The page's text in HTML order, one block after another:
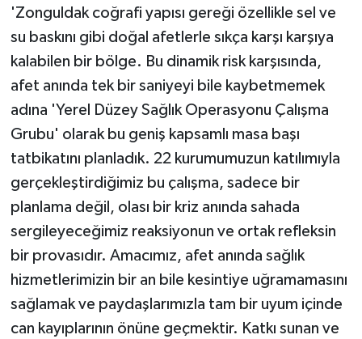
taşıyacaksınız?'
'Zonguldak coğrafi yapısı gereği özellikle sel ve
su baskını gibi doğal afetlerle sıkça karşı karşıya
kalabilen bir bölge. Bu dinamik risk karşısında,
afet anında tek bir saniyeyi bile kaybetmemek
adına 'Yerel Düzey Sağlık Operasyonu Çalışma
Grubu' olarak bu geniş kapsamlı masa başı
tatbikatını planladık. 22 kurumumuzun katılımıyla
gerçekleştirdiğimiz bu çalışma, sadece bir
planlama değil, olası bir kriz anında sahada
sergileyeceğimiz reaksiyonun ve ortak refleksin
bir provasıdır. Amacımız, afet anında sağlık
hizmetlerimizin bir an bile kesintiye uğramamasını
sağlamak ve paydaşlarımızla tam bir uyum içinde
can kayıplarının önüne geçmektir. Katkı sunan ve